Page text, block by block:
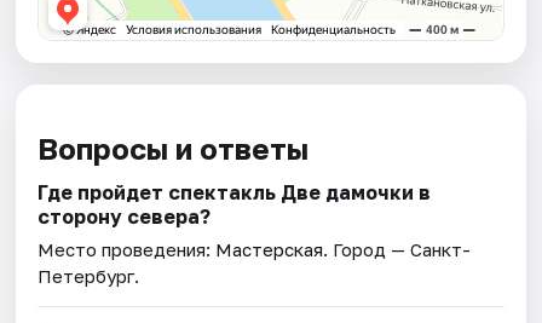
Вопросы и ответы
Где пройдет спектакль Две дамочки в
сторону севера?
Место проведения: Мастерская. Город — Санкт-
Петербург.